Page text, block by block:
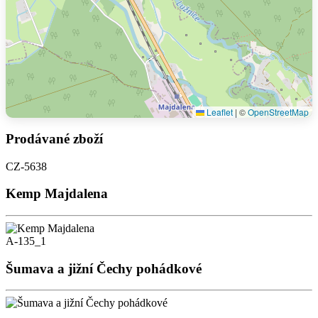
Leaflet | ©OpenStreetMap
Prodávané zboží
CZ-5638
Kemp Majdalena
A-135_1
Šumava a jižní Čechy pohádkové